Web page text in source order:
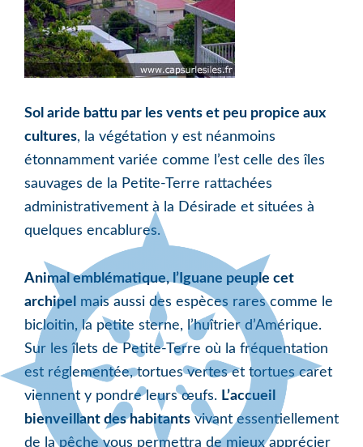
Sol aride battu par les vents et peu propice aux
cultures, la végétation y est néanmoins
étonnamment variée comme l’est celle des îles
sauvages de la Petite-Terre rattachées
administrativement à la Désirade et situées à
quelques encablures.
Animal emblématique, l’Iguane peuple cet
archipel
mais aussi des espèces rares comme le
bicloitin, la petite sterne, l’huîtrier d’Amérique.
Sur les îlets de Petite-Terre où la fréquentation
est réglementée, tortues vertes et tortues caret
viennent y pondre leurs œufs. L’accueil
bienveillant des habitants vivant essentiellement
de la pêche vous permettra de mieux apprécier